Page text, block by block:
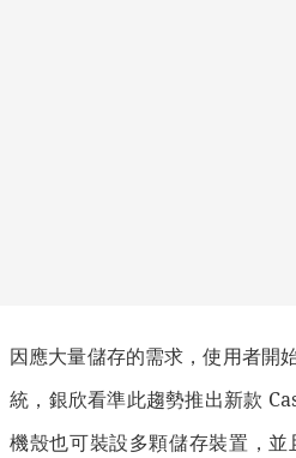
因應大量儲存的需求，使用者開
統，銀欣看準此趨勢推出新款
機殼也可裝設多顆儲存裝置，